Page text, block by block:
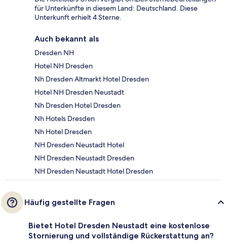
für Unterkünfte in diesem Land: Deutschland. Diese
Unterkunft erhielt 4 Sterne.
Auch bekannt als
Dresden NH
Hotel NH Dresden
Nh Dresden Altmarkt Hotel Dresden
Hotel NH Dresden Neustadt
Nh Dresden Hotel Dresden
Nh Hotels Dresden
Nh Hotel Dresden
NH Dresden Neustadt Hotel
NH Dresden Neustadt Dresden
NH Dresden Neustadt Hotel Dresden
Häufig gestellte Fragen
Bietet Hotel Dresden Neustadt eine kostenlose
Stornierung und vollständige Rückerstattung an?